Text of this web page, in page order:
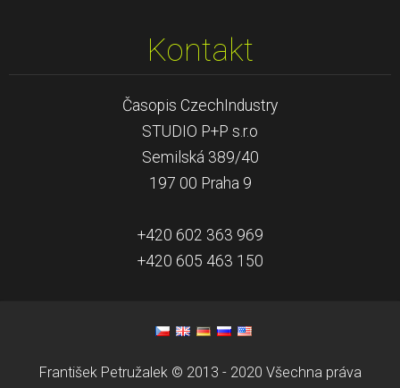
Kontakt
Časopis CzechIndustry
STUDIO P+P s.r.o
Semilská 389/40
197 00 Praha 9
+420 602 363 969
+420 605 463 150
František Petružalek © 2013 - 2020 Všechna práva